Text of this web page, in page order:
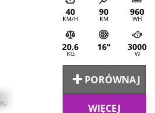
40
KM/H
90
KM
960
WH
20.6
KG
16" 3000
W
PORÓWNAJ
WIĘCEJ